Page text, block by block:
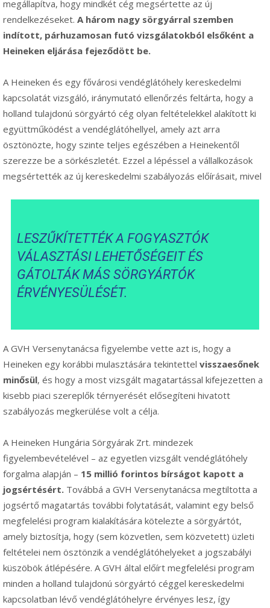
megállapítva, hogy mindkét cég megsértette az új
rendelkezéseket. A három nagy sörgyárral szemben
indított, párhuzamosan futó vizsgálatokból elsőként a
Heineken eljárása fejeződött be.
A Heineken és egy fővárosi vendéglátóhely kereskedelmi
kapcsolatát vizsgáló, iránymutató ellenőrzés feltárta, hogy a
holland tulajdonú sörgyártó cég olyan feltételekkel alakított ki
együttműködést a vendéglátóhellyel, amely azt arra
ösztönözte, hogy szinte teljes egészében a Heinekentől
szerezze be a sörkészletét. Ezzel a lépéssel a vállalkozások
megsértették az új kereskedelmi szabályozás előírásait, mivel
LESZŰKÍTETTÉK A FOGYASZTÓK
VÁLASZTÁSI LEHETŐSÉGEIT ÉS
GÁTOLTÁK MÁS SÖRGYÁRTÓK
ÉRVÉNYESÜLÉSÉT.
A GVH Versenytanácsa figyelembe vette azt is, hogy a
Heineken egy korábbi mulasztására tekintettel visszaesőnek
minősül, és hogy a most vizsgált magatartással kifejezetten a
kisebb piaci szereplők térnyerését elősegíteni hivatott
szabályozás megkerülése volt a célja.
A Heineken Hungária Sörgyárak Zrt. mindezek
figyelembevételével – az egyetlen vizsgált vendéglátóhely
forgalma alapján – 15 millió forintos bírságot kapott a
jogsértésért. Továbbá a GVH Versenytanácsa megtiltotta a
jogsértő magatartás további folytatását, valamint egy belső
megfelelési program kialakítására kötelezte a sörgyártót,
amely biztosítja, hogy (sem közvetlen, sem közvetett) üzleti
feltételei nem ösztönzik a vendéglátóhelyeket a jogszabályi
küszöbök átlépésére. A GVH által előírt megfelelési program
minden a holland tulajdonú sörgyártó céggel kereskedelmi
kapcsolatban lévő vendéglátóhelyre érvényes lesz, így